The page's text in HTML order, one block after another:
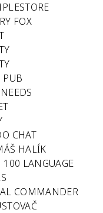
FOX
PUB
CHAT
HALÍK
100 LANGUAGE
COMMANDER